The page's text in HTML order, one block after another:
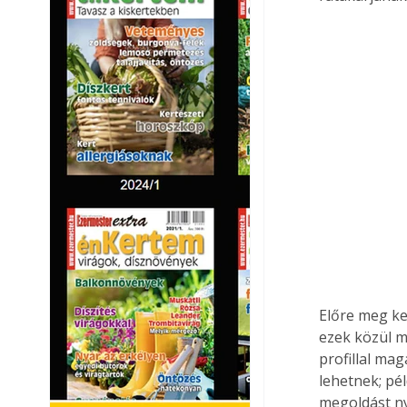
Előre meg
ezek közül
profillal
lehetnek;
megoldást